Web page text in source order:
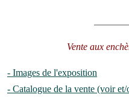
Vente aux
- Images de l'exposition
- Catalogue de la vente (voir et/